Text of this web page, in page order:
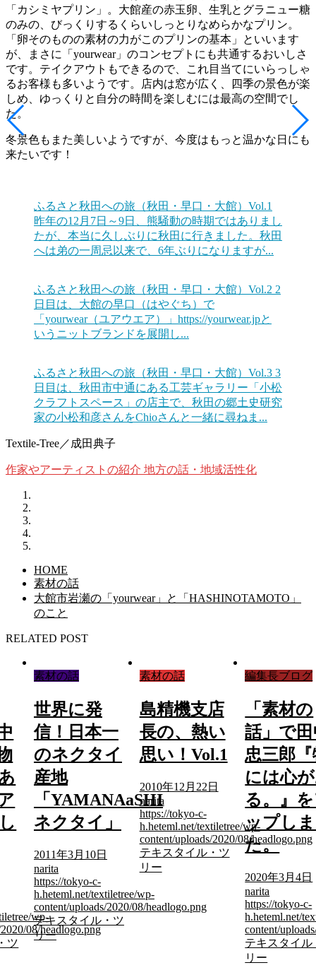
「カシミヤプリン」。大館産の赤玉卵、生乳とグラニュー糖
のみの、びっくりするくらいしっとりなめらかなプリン。
「卵そのものの素材の力がこのプリンの基本」といいます
が、まさに「yourwear」のコンセプトにも共通するおいしさ
です。テイクアウトもできるので、これ目当てにいらっしゃ
るお客様も多いようです。店内は窓が広く、四季の景色が楽
しめ、ゆっくりと自分の時間を楽しむには最高の空間でし
た。
冬景色もまた美しいようですが、今度はもっと温かな日にも
来たいです！
ふるさと秋田への旅（秋田・早口・大館）Vol.1
昨年の12月7日～9日、熊騒動の時期ではありまし
たが、本当に久しぶりに秋田に行きました。秋田
へは弟の一周忌以来で、6年ぶりになりますが...
ふるさと秋田への旅（秋田・早口・大館）Vol.2 2
日目は、大館の早口（はやぐち）で
「yourwear（ユアウエア）」https://yourwear.jpと
いうニットブランドを展開し...
ふるさと秋田への旅（秋田・早口・大館）Vol.3 3
日目は、秋田市中通にある工芸ギャラリー「小松
クラフトスペース」の店主で、秋田の郷土史研究
家の小松和彦さんをChioさんと一緒に尋ねま...
Textile-Tree／成田典子
作家やアーティストの紹介 地方の話・地域活性化
HOME
素材の話
大館市岩瀬の「yourwear」と「HASHINOTAMOTO」
のこと
RELATED POST
wp-
08/headlogo.png
ツ
素材の話
世界に発
信！日本一
のネクタイ
産地
「YAMANAaSHI
ネクタイ」
2011年3月10日
narita
https://tokyo-c-
h.heteml.net/textiletree/wp-
content/uploads/2020/08/headlogo.png
テキスタイル・ツ
リー
素材の話
島精機支店
長の、熱い
思い！Vol.1
2010年12月22日
narita
https://tokyo-c-
h.heteml.net/textiletree/wp-
content/uploads/2020/08/headlogo.png
テキスタイル・ツ
リー
編集長ブログ
「素材の
話」で
忠三郎
には心
る。』
ップし
た。
2020年3月4日
narita
https://tokyo-c-
h.heteml.net/
content/
テキスタイル
リー